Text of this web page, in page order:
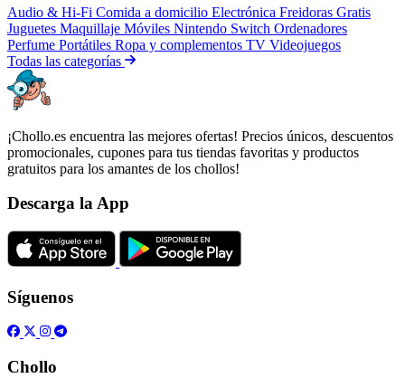
Audio & Hi-Fi Comida a domicilio Electrónica Freidoras Gratis
Juguetes Maquillaje Móviles Nintendo Switch Ordenadores
Perfume Portátiles Ropa y complementos TV Videojuegos
Todas las categorías
¡Chollo.es encuentra las mejores ofertas! Precios únicos, descuentos
promocionales, cupones para tus tiendas favoritas y productos
gratuitos para los amantes de los chollos!
Descarga la App
Síguenos
Chollo